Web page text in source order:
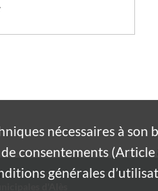
nécessaires à son
consentements
générales